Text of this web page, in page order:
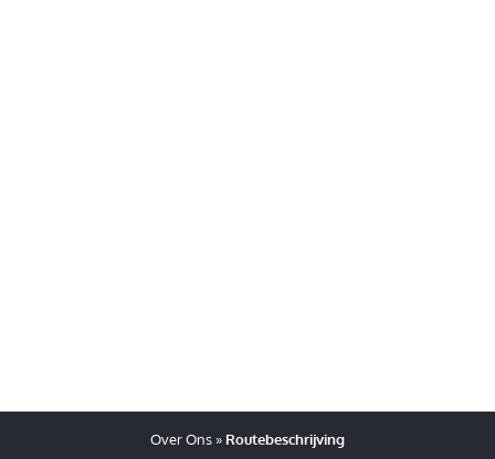
Over Ons » Routebeschrijving